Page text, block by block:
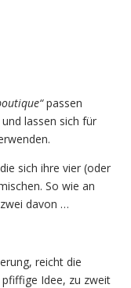
passen
lassen sich für
sich ihre vier (oder
So wie an
davon …
reicht die
Idee, zu zweit